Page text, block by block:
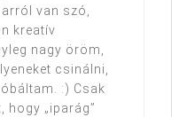
van szó,
kreatív
nagy öröm,
csinálni,
:) Csak
hogy „iparág”